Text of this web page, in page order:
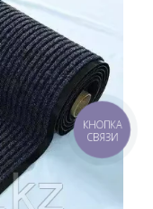
КНОПКА
СВЯЗИ